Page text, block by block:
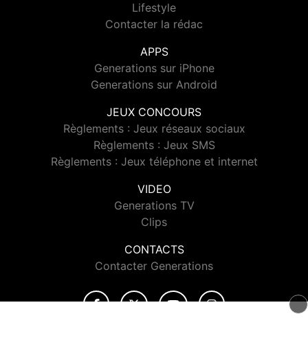
Lifestyle
Contacter la rédac
APPS
Generations sur iPhone
Generations sur Android
JEUX CONCOURS
Règlements : Jeux réseaux sociaux
Règlements : Jeux SMS
Règlements : Jeux téléphone et internet
VIDEO
Generations TV
Clips
CONTACTS
Contacter Generations